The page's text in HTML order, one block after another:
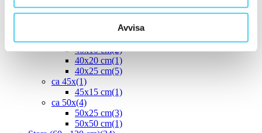
Avvisa
30x60 cm(16)
33.3x55 cm(1)
ca 40x(8)
40x10 cm(2)
40x20 cm(1)
40x25 cm(5)
ca 45x(1)
45x15 cm(1)
ca 50x(4)
50x25 cm(3)
50x50 cm(1)